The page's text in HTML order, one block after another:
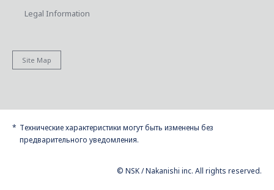
Legal Information
Site Map
Технические характеристики могут быть изменены без
предварительного уведомления.
© NSK / Nakanishi inc. All rights reserved.